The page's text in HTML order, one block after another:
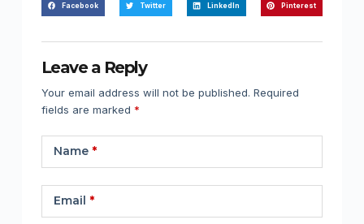
Facebook Twitter LinkedIn Pinterest
Leave a Reply
Your email address will not be published. Required
fields are marked *
Name*
Email *